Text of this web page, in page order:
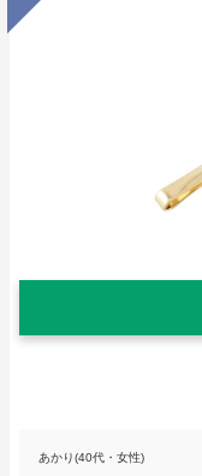
あかり(40代・女性)